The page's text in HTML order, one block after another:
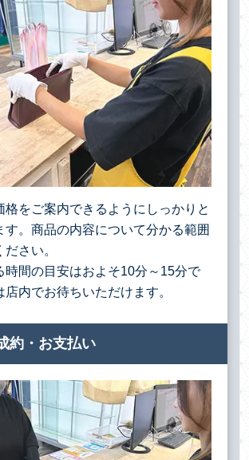
格をご案内できるようにしっかりと
す。商品の内容について分かる範囲
さい。
時間の目安はおよそ10分～15分で
内でお待ちいただけます。
約・お支払い